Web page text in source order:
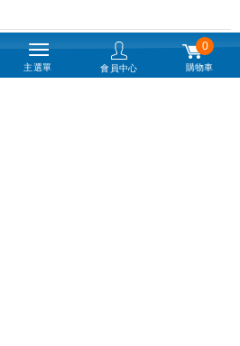
微星 Katana 17 HX B14WFK-288TW 1
主選單 會員中心
0
購物車